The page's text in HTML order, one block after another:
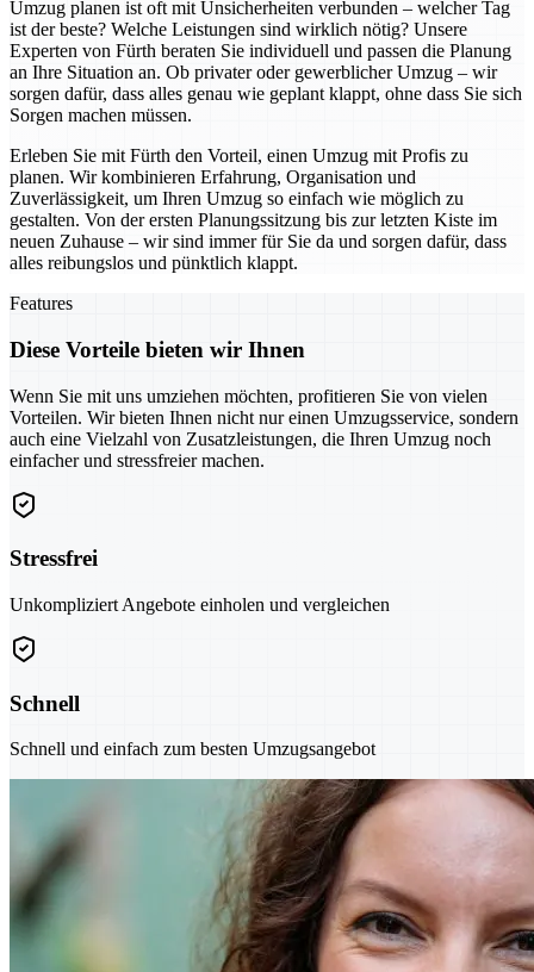
Umzug planen ist oft mit Unsicherheiten verbunden – welcher Tag
ist der beste? Welche Leistungen sind wirklich nötig? Unsere
Experten von Fürth beraten Sie individuell und passen die Planung
an Ihre Situation an. Ob privater oder gewerblicher Umzug – wir
sorgen dafür, dass alles genau wie geplant klappt, ohne dass Sie sich
Sorgen machen müssen.
Erleben Sie mit Fürth den Vorteil, einen Umzug mit Profis zu
planen. Wir kombinieren Erfahrung, Organisation und
Zuverlässigkeit, um Ihren Umzug so einfach wie möglich zu
gestalten. Von der ersten Planungssitzung bis zur letzten Kiste im
neuen Zuhause – wir sind immer für Sie da und sorgen dafür, dass
alles reibungslos und pünktlich klappt.
Features
Diese Vorteile bieten wir Ihnen
Wenn Sie mit uns umziehen möchten, profitieren Sie von vielen
Vorteilen. Wir bieten Ihnen nicht nur einen Umzugsservice, sondern
auch eine Vielzahl von Zusatzleistungen, die Ihren Umzug noch
einfacher und stressfreier machen.
Stressfrei
Unkompliziert Angebote einholen und vergleichen
Schnell
Schnell und einfach zum besten Umzugsangebot